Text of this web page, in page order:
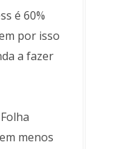
é 60%
por isso
a fazer
menos